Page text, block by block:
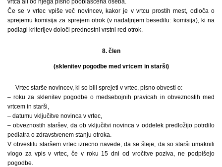
Če se v vrtec vpiše več novincev, kakor je v vrtcu prostih mest, odloča o
sprejemu komisija za sprejem otrok (v nadaljnjem besedilu: komisija), ki na
podlagi kriterijev določi prednostni vrstni red otrok.
8. člen
(sklenitev pogodbe med vrtcem in starši)
Vrtec starše novincev, ki so bili sprejeti v vrtec, pisno obvesti o:
– roku za sklenitev pogodbe o medsebojnih pravicah in obveznostih med
vrtcem in starši,
– datumu vključitve novinca v vrtec,
– obveznostih staršev, da ob vključitvi novinca v oddelek predložijo potrdilo
pediatra o zdravstvenem stanju otroka.
V obvestilu staršem vrtec izrecno navede, da se šteje, da so starši umaknili
vlogo za vpis v vrtec, če v roku 15 dni od vročitve poziva, ne podpišejo
pogodbe.